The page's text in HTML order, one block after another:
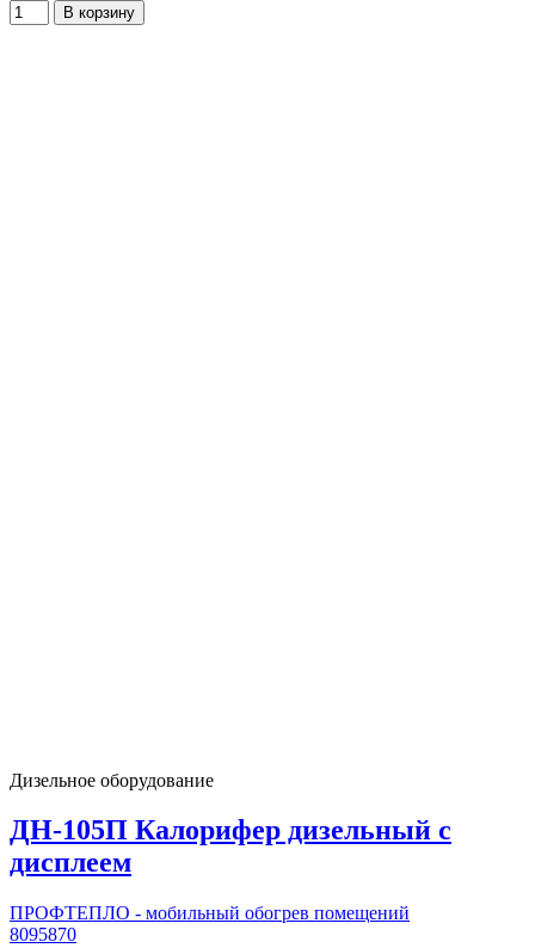
В корзину
Дизельное оборудование
ДН-105П Калорифер дизельный с
дисплеем
ПРОФТЕПЛО - мобильный обогрев помещений
8095870